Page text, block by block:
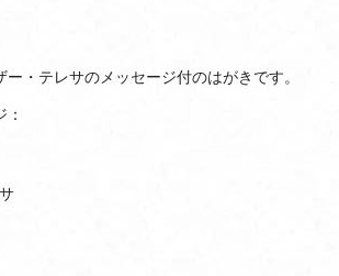
ー・テレサのメッセージ付のはがきです。